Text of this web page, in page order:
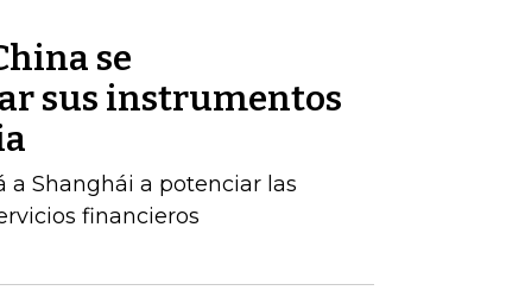
se
sus instrumentos
Shanghái a potenciar las
financieros